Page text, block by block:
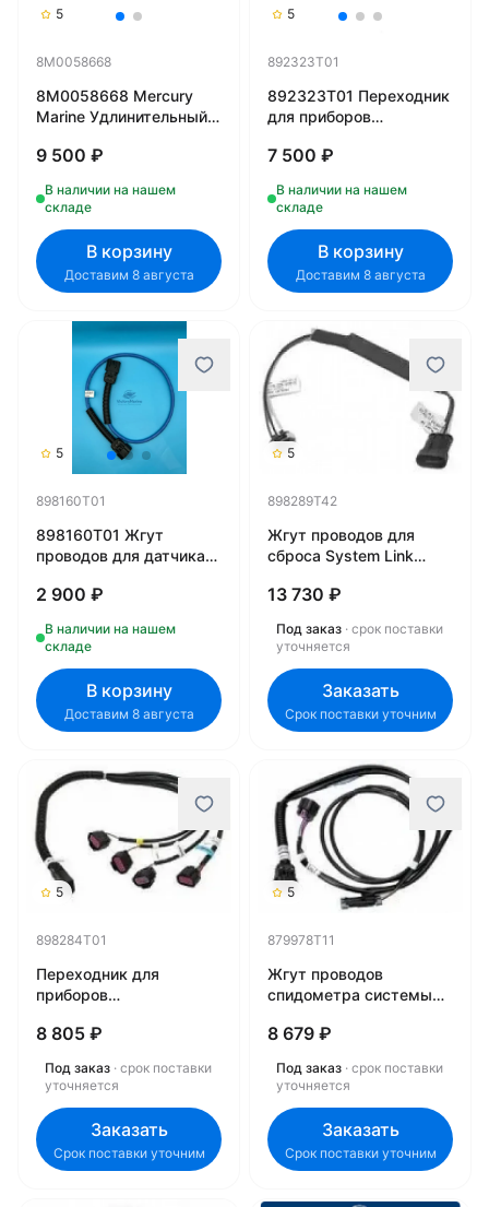
5
8M0058668
8M0058668 Mercury
Marine Удлинительный
9 500 ₽
В наличии на нашем
складе
В корзину
Доставим 8 августа
5
892323T01
892323T01 Переходник
для приборов
(QUICKSILVER)
7 500 ₽
В наличии на нашем
складе
В корзину
Доставим 8 августа
5
898160T01
898160T01 Жгут
проводов для датчика
2 900 ₽
В наличии на нашем
складе
В корзину
Доставим 8 августа
5
898289T42
Жгут проводов для
сброса System Link
13 730 ₽
Под заказ · срок поставки
уточняется
Заказать
Срок поставки уточним
5
898284T01
Переходник для
приборов
двигателя 898284T01
8 805 ₽
Под заказ · срок поставки
уточняется
Заказать
Срок поставки уточним
5
879978T11
Жгут проводов
спидометра системы
879978T11
8 679 ₽
Под заказ · срок поставки
уточняется
Заказать
Срок поставки уточним